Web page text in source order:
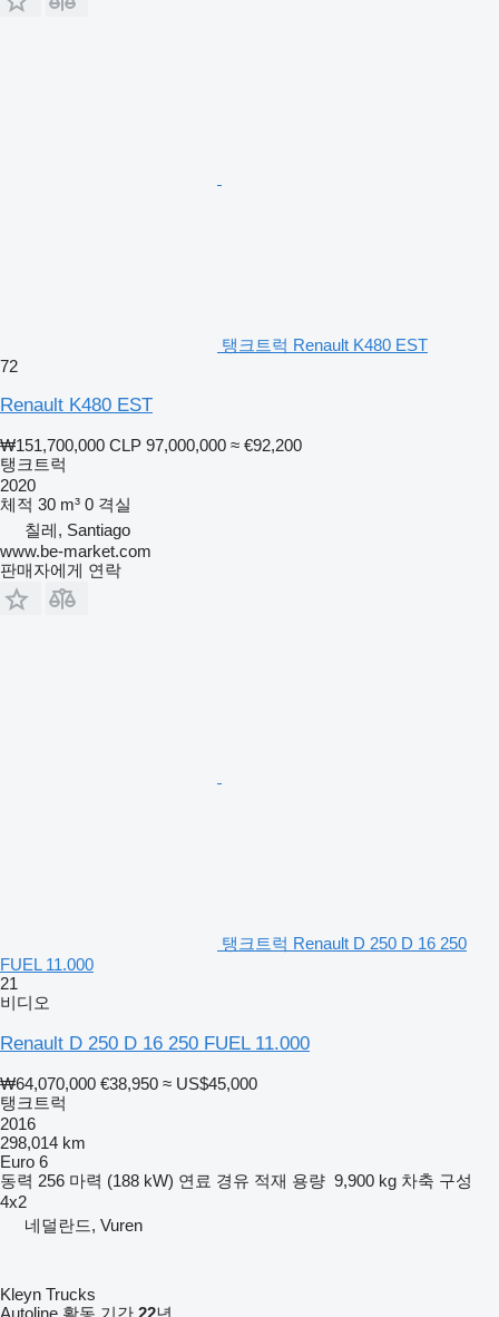
탱크트럭 Renault K480 EST
72
Renault K480 EST
₩151,700,000 CLP 97,000,000 ≈ €92,200
탱크트럭
2020
체적 30 m³ 0 격실
칠레, Santiago
www.be-market.com
판매자에게 연락
탱크트럭 Renault D 250 D 16 250
FUEL 11.000
21
비디오
Renault D 250 D 16 250 FUEL 11.000
₩64,070,000 €38,950 ≈ US$45,000
탱크트럭
2016
298,014 km
Euro 6
동력 256 마력 (188 kW) 연료 경유 적재 용량 9,900 kg 차축 구성
4x2
네덜란드, Vuren
Kleyn Trucks
Autoline 활동 기간 22년